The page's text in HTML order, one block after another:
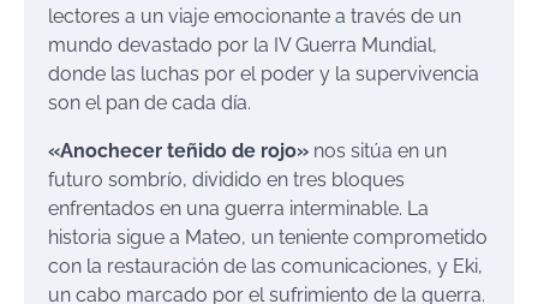
lectores a un viaje emocionante a través de un
mundo devastado por la IV Guerra Mundial,
donde las luchas por el poder y la supervivencia
son el pan de cada día.
«Anochecer teñido de rojo» nos sitúa en un
futuro sombrío, dividido en tres bloques
enfrentados en una guerra interminable. La
historia sigue a Mateo, un teniente comprometido
con la restauración de las comunicaciones, y Eki,
un cabo marcado por el sufrimiento de la guerra.